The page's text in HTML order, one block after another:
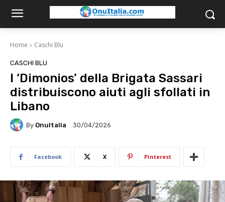
Home Caschi Blu
CASCHI BLU
I ‘Dimonios’ della Brigata Sassari
distribuiscono aiuti agli sfollati in
Libano
By OnuItalia 30/04/2026
Facebook X Pinterest